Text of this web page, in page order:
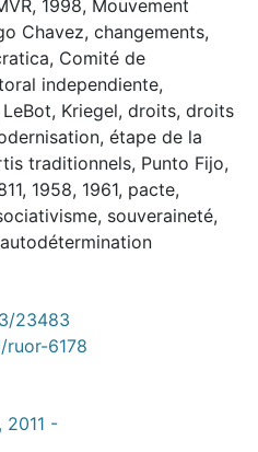
, 1998, Mouvement
Chavez, changements,
, Comité de
independiente,
LeBot, Kriegel, droits, droits
, étape de la
traditionnels, Punto Fijo,
, 1958, 1961, pacte,
, souveraineté,
autodétermination
23483
6178
2011 -